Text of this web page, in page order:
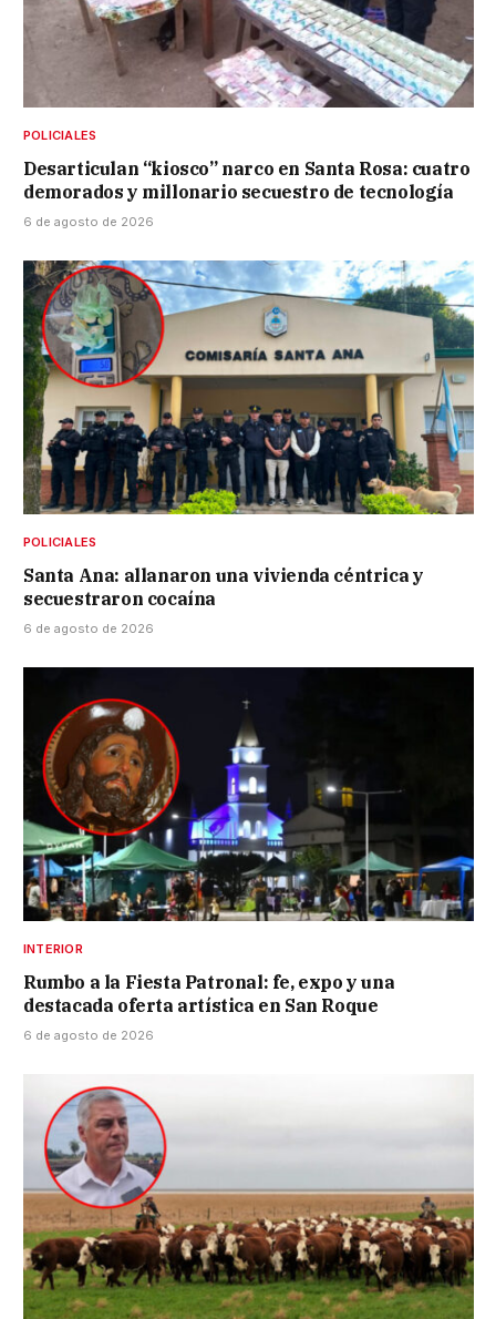
POLICIALES
Desarticulan “kiosco” narco en Santa Rosa: cuatro
demorados y millonario secuestro de tecnología
6 de agosto de 2026
POLICIALES
Santa Ana: allanaron una vivienda céntrica y
secuestraron cocaína
6 de agosto de 2026
INTERIOR
Rumbo a la Fiesta Patronal: fe, expo y una
destacada oferta artística en San Roque
6 de agosto de 2026